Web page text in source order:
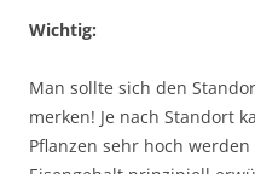
Wichtig:
Man sollte sich den
merken! Je nach Standort
Pflanzen sehr hoch